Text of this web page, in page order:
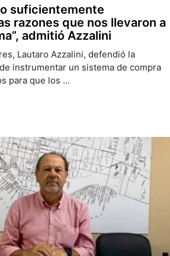
suficientemente
razones que nos llevaron a
admitió Azzalini
Lautaro Azzalini, defendió la
instrumentar un sistema de compra
para que los …